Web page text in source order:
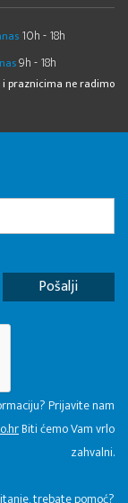
10h - 18h
9h - 18h
i praznicima ne radimo
Prijavite nam
Biti ćemo Vam vrlo
zahvalni.